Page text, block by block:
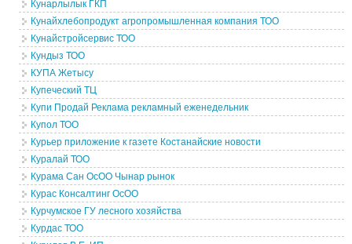
Кунарлылык ГКП
Кунайхлебопродукт агропромышленная компания ТОО
Кунайстройсервис ТОО
Кундыз ТОО
КУПА Жетысу
Купеческий ТЦ
Купи Продай Реклама рекламный еженедельник
Купол ТОО
Курьер приложение к газете Костанайские новости
Куралай ТОО
Курама Сан ОсОО Чынар рынок
Курас Консалтинг ОсОО
Курчумское ГУ лесного хозяйства
Курдас ТОО